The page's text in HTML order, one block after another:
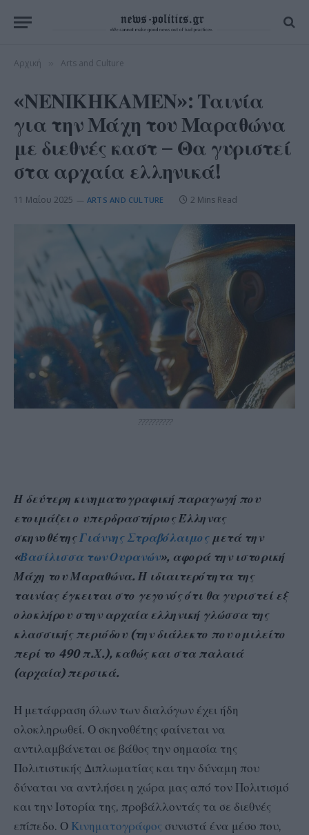
Αρχική Arts and Culture
«ΝΕΝΙΚΗΚΑΜΕΝ»: Ταινία
για την Μάχη του Μαραθώνα
με διεθνές καστ – Θα γυριστεί
στα αρχαία ελληνικά!
11 Μαΐου 2025 ARTS AND CULTURE 2 Mins Read
??????????
Η δεύτερη κινηματογραφική παραγωγή που
ετοιμάζει ο υπερδραστήριος Έλληνας
σκηνοθέτηςΓιάννης Στραβόλαιμοςμετά την
«Βασίλισσα των Ουρανών», αφορά την ιστορική
Μάχη του Μαραθώνα. Η ιδιαιτερότητα της
ταινίας έγκειται στο γεγονός ότι θα γυριστεί εξ
ολοκλήρου στην αρχαία ελληνική γλώσσα της
κλασσικής περιόδου (την διάλεκτο που ομιλείτο
περί το 490 π.Χ.), καθώς και στα παλαιά
(αρχαία) περσικά.
Η μετάφραση όλων των διαλόγων έχει ήδη
ολοκληρωθεί. Ο σκηνοθέτης φαίνεται να
αντιλαμβάνεται σε βάθος την σημασία της
Πολιτιστικής Διπλωματίας και την δύναμη που
δύναται να αντλήσει η χώρα μας από τον Πολιτισμό
και την Ιστορία της, προβάλλοντάς τα σε διεθνές
επίπεδο. Ο Κινηματογράφος συνιστά ένα μέσο που,